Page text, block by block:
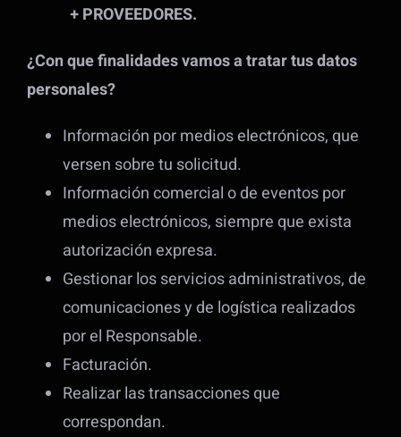
+ PROVEEDORES.
¿Con que finalidades vamos a tratar tus datos
personales?
Información por medios electrónicos, que
versen sobre tu solicitud.
Información comercial o de eventos por
medios electrónicos, siempre que exista
autorización expresa.
Gestionar los servicios administrativos, de
comunicaciones y de logística realizados
por el Responsable.
Facturación.
Realizar las transacciones que
correspondan.